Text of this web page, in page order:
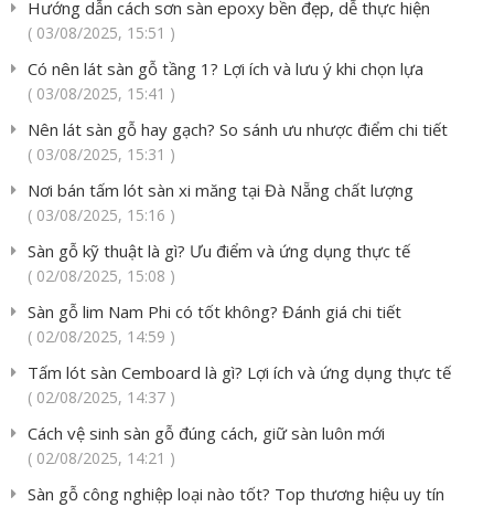
Hướng dẫn cách sơn sàn epoxy bền đẹp, dễ thực hiện
( 03/08/2025, 15:51 )
Có nên lát sàn gỗ tầng 1? Lợi ích và lưu ý khi chọn lựa
( 03/08/2025, 15:41 )
Nên lát sàn gỗ hay gạch? So sánh ưu nhược điểm chi tiết
( 03/08/2025, 15:31 )
Nơi bán tấm lót sàn xi măng tại Đà Nẵng chất lượng
( 03/08/2025, 15:16 )
Sàn gỗ kỹ thuật là gì? Ưu điểm và ứng dụng thực tế
( 02/08/2025, 15:08 )
Sàn gỗ lim Nam Phi có tốt không? Đánh giá chi tiết
( 02/08/2025, 14:59 )
Tấm lót sàn Cemboard là gì? Lợi ích và ứng dụng thực tế
( 02/08/2025, 14:37 )
Cách vệ sinh sàn gỗ đúng cách, giữ sàn luôn mới
( 02/08/2025, 14:21 )
Sàn gỗ công nghiệp loại nào tốt? Top thương hiệu uy tín